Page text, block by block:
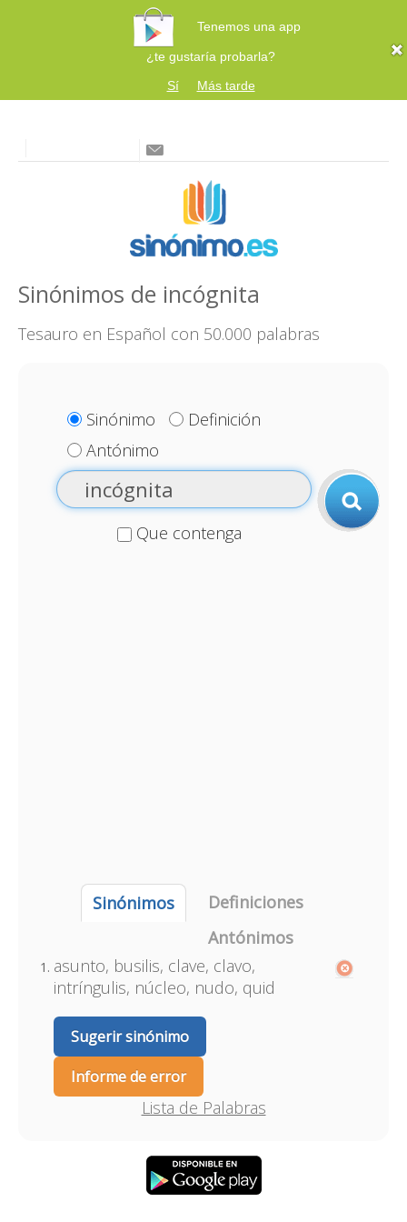
Tenemos una app
¿te gustaría probarla?
Sí
Más tarde
Sinónimos de incógnita
Tesauro en Español con 50.000 palabras
Sinónimo
Definición
Antónimo
Que contenga
Sinónimos
Definiciones
Antónimos
asunto, busilis, clave, clavo,
intríngulis, núcleo, nudo, quid
Sugerir sinónimo
Informe de error
Lista de Palabras